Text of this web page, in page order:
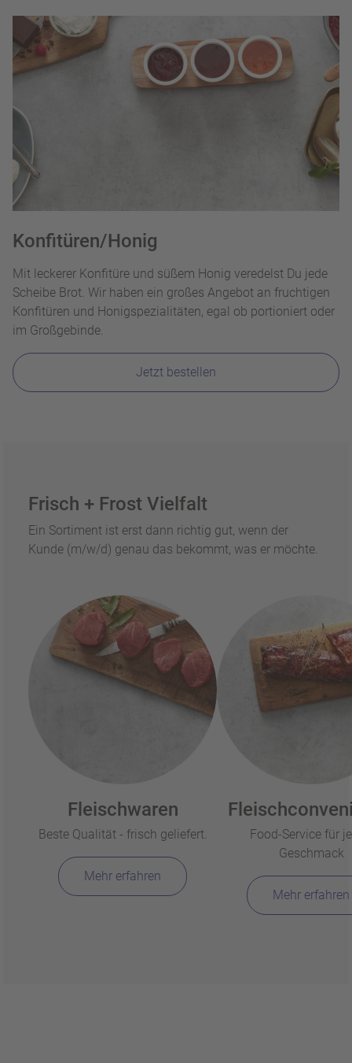
Konfitüren/Honig
Mit leckerer Konfitüre und süßem Honig veredelst Du jede
Scheibe Brot. Wir haben ein großes Angebot an fruchtigen
Konfitüren und Honigspezialitäten, egal ob portioniert oder
im Großgebinde.
Jetzt bestellen
Frisch + Frost Vielfalt
Ein Sortiment ist erst dann richtig gut, wenn der
Kunde (m/w/d) genau das bekommt, was er möchte.
Fleischwaren
Beste Qualität - frisch geliefert.
Mehr erfahren
Food-Service für
Geschmack
Mehr erfahren